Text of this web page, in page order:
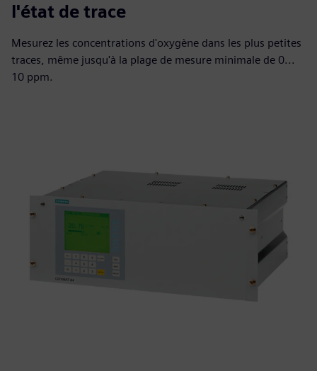
l'état de trace
Mesurez les concentrations d'oxygène dans les plus petites
traces, même jusqu'à la plage de mesure minimale de 0...
10 ppm.